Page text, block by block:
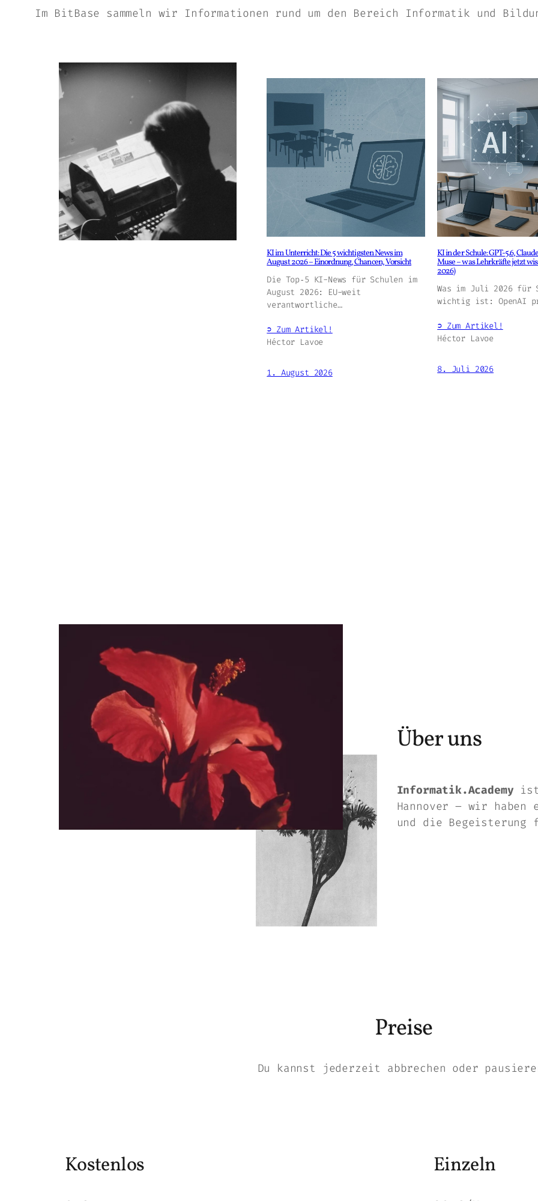
Im BitBase sammeln wir Informationen rund um den Bereich Informatik und
KI im Unterricht: Die 5 wichtigsten News im
August 2026 – Einordnung, Chancen, Vorsicht
Die Top‑5 KI-News für Schulen im
August 2026: EU-weit
verantwortliche…
➲ Zum Artikel!
Héctor Lavoe
1. August 2026
KI in der Schule: GPT-5.6,
Muse – was Lehrkräfte jetzt
2026)
Was im Juli 2026 für
wichtig ist: OpenAI
➲ Zum Artikel!
Héctor Lavoe
8. Juli 2026
Über uns
Informatik.Academy
Hannover – wir haben
und die
Preise
Du kannst jederzeit abbrechen oder
Kostenlos Einzeln